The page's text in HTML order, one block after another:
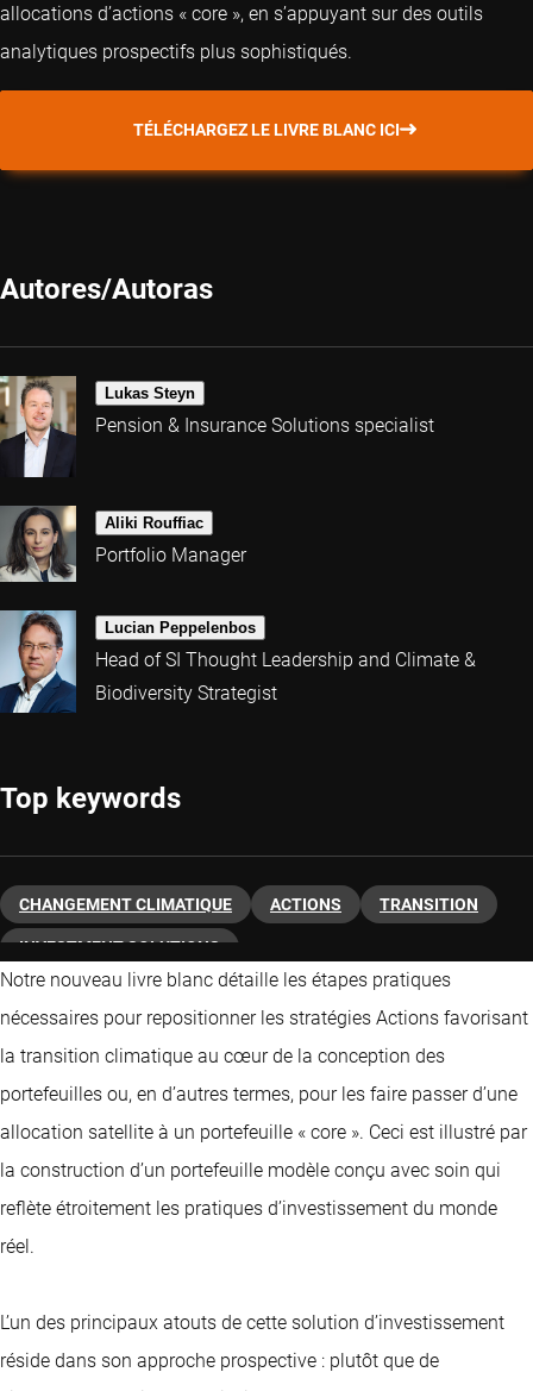
allocations d’actions « core », en s’appuyant sur des outils
analytiques prospectifs plus sophistiqués.
TÉLÉCHARGEZ LE LIVRE BLANC ICI
Autores/Autoras
Lukas Steyn
Pension & Insurance Solutions specialist
Aliki Rouffiac
Portfolio Manager
Lucian Peppelenbos
Head of SI Thought Leadership and Climate &
Biodiversity Strategist
Top keywords
CHANGEMENT CLIMATIQUE ACTIONS TRANSITION
INVESTMENT SOLUTIONS
Notre nouveau livre blanc détaille les étapes pratiques
nécessaires pour repositionner les stratégies Actions favorisant
la transition climatique au cœur de la conception des
portefeuilles ou, en d’autres termes, pour les faire passer d’une
allocation satellite à un portefeuille « core ». Ceci est illustré par
la construction d’un portefeuille modèle conçu avec soin qui
reflète étroitement les pratiques d’investissement du monde
réel.
L’un des principaux atouts de cette solution d’investissement
réside dans son approche prospective : plutôt que de